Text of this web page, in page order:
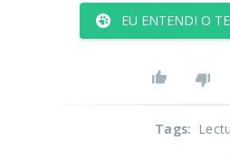
EU ENTENDI O
Tags: